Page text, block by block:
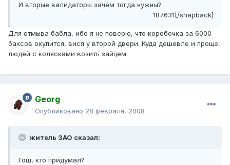
И вторые валидаторы зачем тогда нужны?
187631[/snapback]
Для отмыва бабла, ибо я не поверю, что коробочка за 6000
баксов окупится, вися у второй двери. Куда дешевле и проще,
людей с колясками возить зайцем.
Georg
Опубликовано 28 февраля, 2008
житель ЗАО сказал:
Гош, кто придумал?